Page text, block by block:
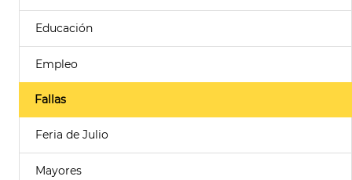
Educación
Empleo
Fallas
Feria de Julio
Mayores